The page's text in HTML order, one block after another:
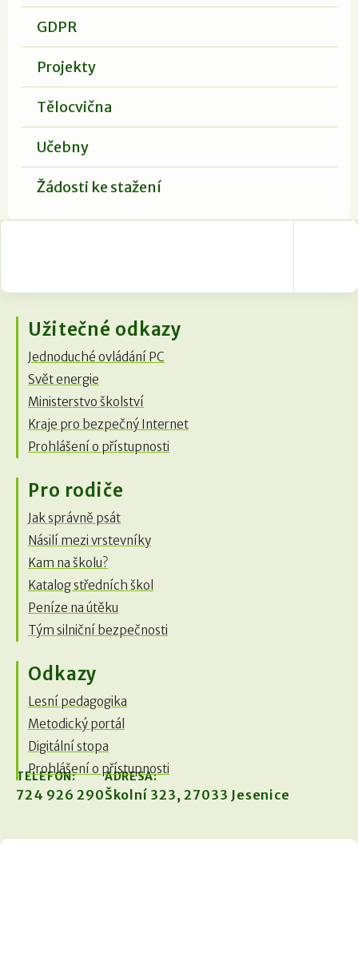
GDPR
Projekty
Tělocvična
Učebny
Žádosti ke stažení
Užitečné odkazy
Jednoduché ovládání PC
Svět energie
Ministerstvo školství
Kraje pro bezpečný Internet
Prohlášení o přístupnosti
Pro rodiče
Jak správně psát
Násilí mezi vrstevníky
Kam na školu?
Katalog středních škol
Peníze na útěku
Tým silniční bezpečnosti
Odkazy
Lesní pedagogika
Metodický portál
Digitální stopa
Prohlášení o přístupnosti
TELEFON:
724 926 290
ADRESA:
Školní 323, 27033 Jesenice